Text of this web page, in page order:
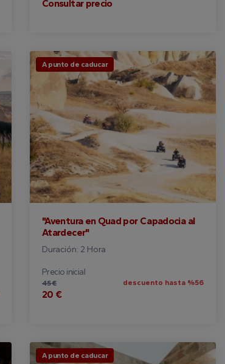
Consultar precio
A punto de caducar
"Aventura en Quad por Capadocia al
Atardecer"
Duración: 2 Hora
Precio inicial
45 €
20 €
descuento hasta %56
A punto de caducar